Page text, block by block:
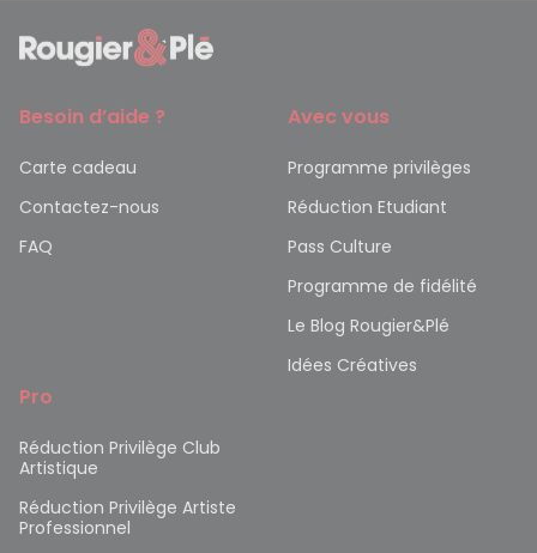
Besoin d’aide ?
Carte cadeau
Contactez-nous
FAQ
Avec vous
Programme privilèges
Réduction Etudiant
Pass Culture
Programme de fidélité
Le Blog Rougier&Plé
Idées Créatives
Pro
Réduction Privilège Club
Artistique
Réduction Privilège Artiste
Professionnel